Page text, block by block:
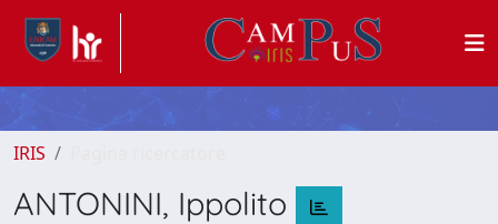
IRIS
ANTONINI, Ippolito